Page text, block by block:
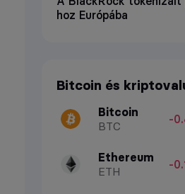
hoz Európába
Bitcoin és
Bitcoin
BTC
-
Ethereum
ETH
-